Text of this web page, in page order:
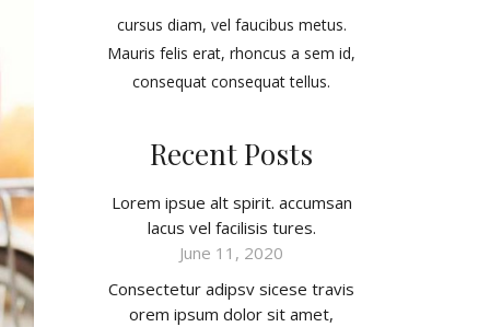
cursus diam, vel faucibus metus.
Mauris felis erat, rhoncus a sem id,
consequat consequat tellus.
Recent Posts
Lorem ipsue alt spirit. accumsan
lacus vel facilisis tures.
June 11, 2020
Consectetur adipsv sicese travis
orem ipsum dolor sit amet,